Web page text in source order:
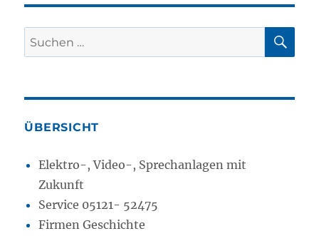
Suchen
nach:
ÜBERSICHT
Elektro-, Video-, Sprechanlagen mit
Zukunft
Service 05121- 52475
Firmen Geschichte